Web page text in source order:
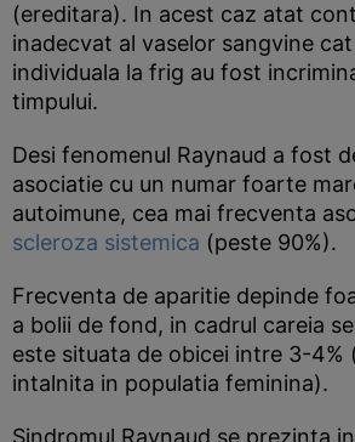
(ereditara). In acest caz atat
inadecvat al vaselor sangvine
individuala la frig au fost
timpului.
Desi fenomenul Raynaud a fost
asociatie cu un numar foarte
autoimune, cea mai frecventa
scleroza sistemica (peste 90%).
Frecventa de aparitie depinde
a bolii de fond, in cadrul careia
este situata de obicei intre 3-4%
intalnita in populatia feminina).
Sindromul Raynaud se prezinta